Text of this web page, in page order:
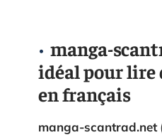
manga-
idéal pour lire
en français
manga-scantrad.net